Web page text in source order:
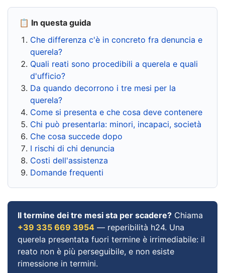
📋 In questa guida
Che differenza c'è in concreto fra denuncia e
querela?
Quali reati sono procedibili a querela e quali
d'ufficio?
Da quando decorrono i tre mesi per la
querela?
Come si presenta e che cosa deve contenere
Chi può presentarla: minori, incapaci, società
Che cosa succede dopo
I rischi di chi denuncia
Costi dell'assistenza
Domande frequenti
Il termine dei tre mesi sta per scadere? Chiama
+39 335 669 3954 — reperibilità h24. Una
querela presentata fuori termine è irrimediabile: il
reato non è più perseguibile, e non esiste
rimessione in termini.